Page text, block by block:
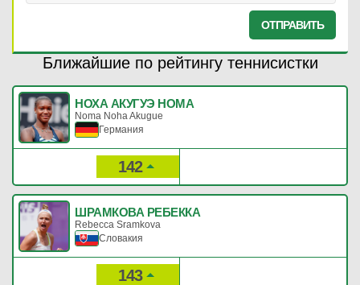
ОТПРАВИТЬ
Ближайшие по рейтингу теннисистки
НОХА АКУГУЭ НОМА
Noma Noha Akugue
Германия
142
ШРАМКОВА РЕБЕККА
Rebecca Sramkova
Словакия
143